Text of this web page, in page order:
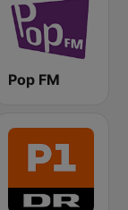
Pop FM